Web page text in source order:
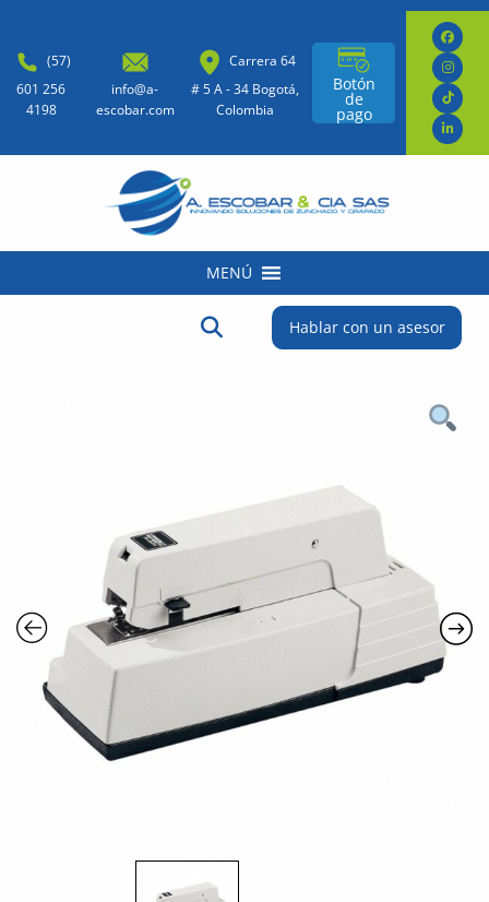
(57)
601 256
4198
info@a-
escobar.com
Carrera 64
# 5 A - 34 Bogotá,
Colombia
Botón
de
pago
MENÚ
Buscar:
Botón de búsqueda Hablar con un asesor